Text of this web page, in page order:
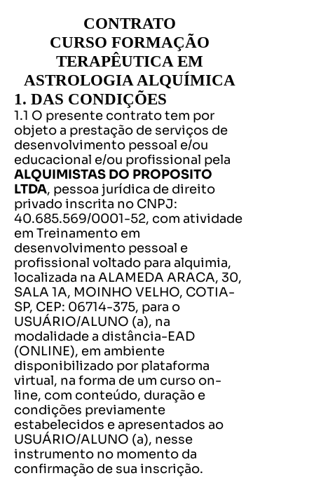
CONTRATO
CURSO FORMAÇÃO
TERAPÊUTICA EM
ASTROLOGIA ALQUÍMICA
1. DAS CONDIÇÕES
1.1 O presente contrato tem por
objeto a prestação de serviços de
desenvolvimento pessoal e/ou
educacional e/ou profissional pela
ALQUIMISTAS DO PROPOSITO
LTDA, pessoa jurídica de direito
privado inscrita no CNPJ:
40.685.569/0001-52, com atividade
em Treinamento em
desenvolvimento pessoal e
profissional voltado para alquimia,
localizada na ALAMEDA ARACA, 30,
SALA 1A, MOINHO VELHO, COTIA-
SP, CEP: 06714-375, para o
USUÁRIO/ALUNO (a), na
modalidade a distância-EAD
(ONLINE), em ambiente
disponibilizado por plataforma
virtual, na forma de um curso on-
line, com conteúdo, duração e
condições previamente
estabelecidos e apresentados ao
USUÁRIO/ALUNO (a), nesse
instrumento no momento da
confirmação de sua inscrição.